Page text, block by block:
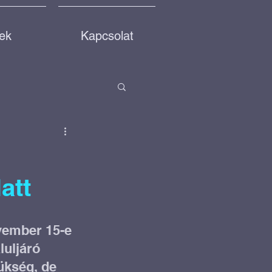
Kapcsolat
egy parkot!
15-e
de